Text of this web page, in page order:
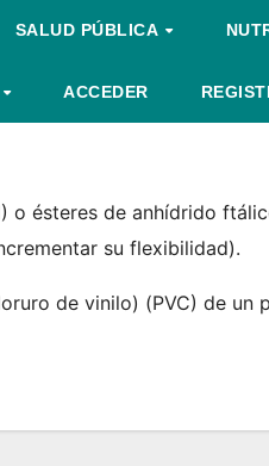
SALUD PÚBLICA
ACCEDER
ésteres de anhídrido
su flexibilidad).
de vinilo) (PVC) de